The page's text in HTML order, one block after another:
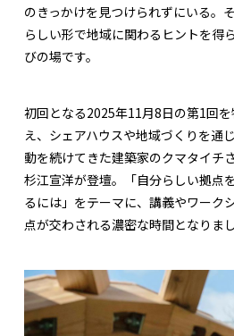
のきっかけを見つけられずにいる。
らしい形で地域に関わるヒントを得
びの場です。
初回となる2025年11月8日の第1回
え、シェアハウスや地域づくりを通
動を続けてきた建築家のクマタイチ
杉江宣洋が登壇。「自分らしい拠点
るには」をテーマに、講義やワーク
点が交わされる濃密な時間となりまし